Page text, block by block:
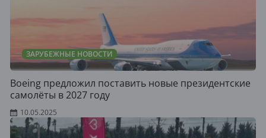
ЗАРУБЕЖНЫЕ НОВОСТИ
Boeing предложил поставить новые президентские
самолёты в 2027 году
10.05.2025